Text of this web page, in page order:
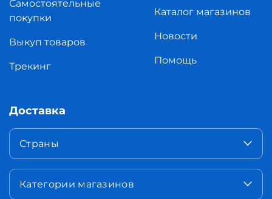
Самостоятельные
покупки
Выкуп товаров
Трекинг
Каталог магазинов
Новости
Помощь
Доставка
Страны
Категории магазинов